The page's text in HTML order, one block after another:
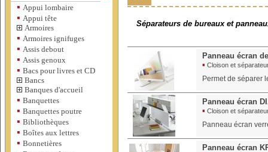
▪ Appui lombaire
▪ Appui tête
Armoires
▪ Armoires ignifuges
▪ Assis debout
▪ Assis genoux
▪ Bacs pour livres et CD
Bancs
Banques d'accueil
▪ Banquettes
▪ Banquettes poutre
▪ Bibliothèques
▪ Boîtes aux lettres
▪ Bonnetières
Séparateurs de bureaux et
Panneau écran
▪ Cloison et
Permet de séparer
Panneau écran
▪ Cloison et
Panneau écran
Panneau écran